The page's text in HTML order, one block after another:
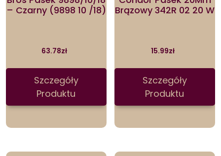
– Czarny (9898 10 /18)
63.78zł
Szczegóły
Produktu
Brązowy 342R 02 20 W
15.99zł
Szczegóły
Produktu